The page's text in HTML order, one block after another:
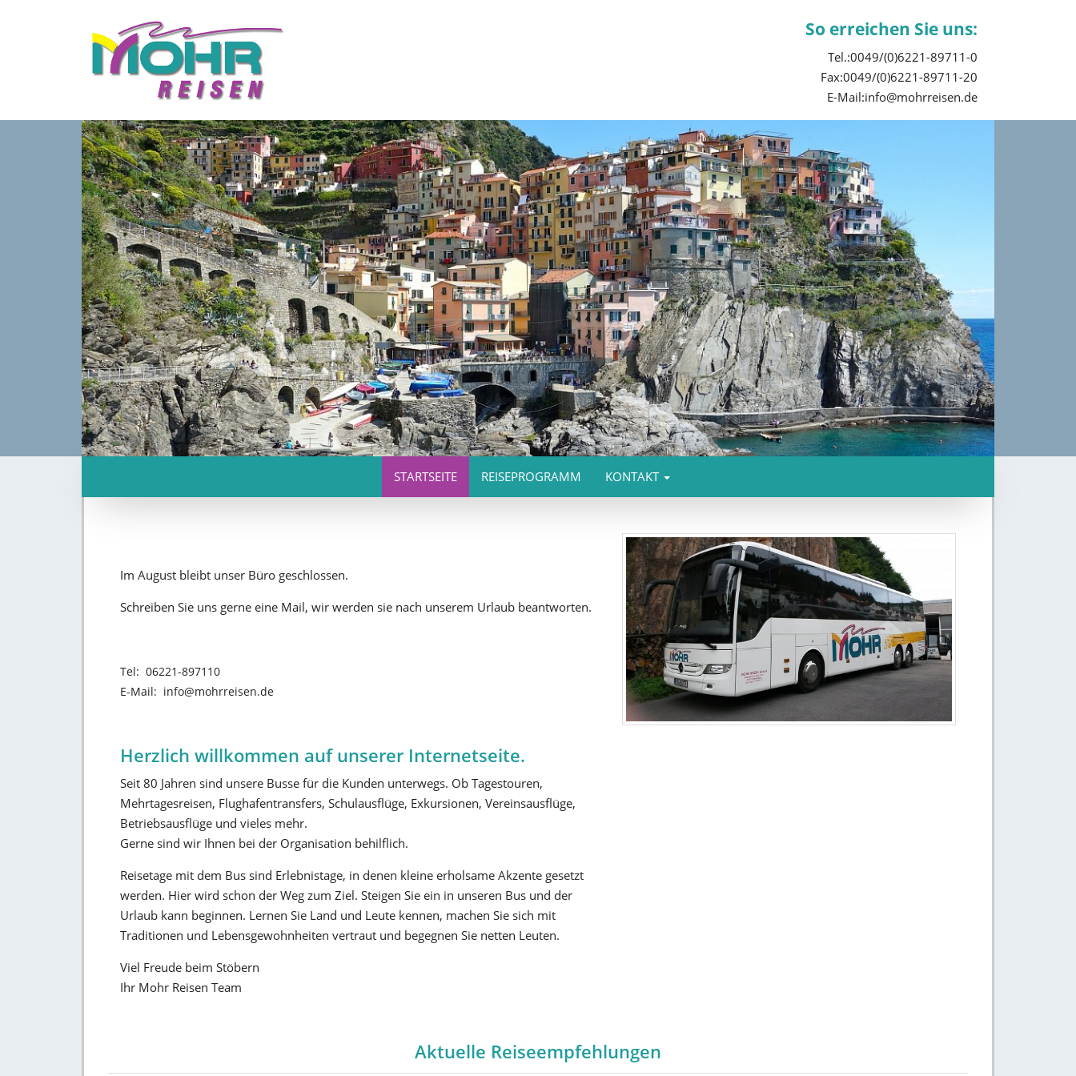
So erreichen Sie uns:
Tel.:0049/(0)6221-89711-0
Fax:0049/(0)6221-89711-20
E-Mail:info@mohrreisen.de
STARTSEITE REISEPROGRAMM KONTAKT
Im August bleibt unser Büro geschlossen.
Schreiben Sie uns gerne eine Mail, wir werden sie nach unserem Urlaub beantworten.
Tel: 06221-897110
E-Mail: info@mohrreisen.de
Herzlich willkommen auf unserer Internetseite.
Seit 80 Jahren sind unsere Busse für die Kunden unterwegs. Ob Tagestouren,
Mehrtagesreisen, Flughafentransfers, Schulausflüge, Exkursionen, Vereinsausflüge,
Betriebsausflüge und vieles mehr.
Gerne sind wir Ihnen bei der Organisation behilflich.
Reisetage mit dem Bus sind Erlebnistage, in denen kleine erholsame Akzente gesetzt
werden. Hier wird schon der Weg zum Ziel. Steigen Sie ein in unseren Bus und der
Urlaub kann beginnen. Lernen Sie Land und Leute kennen, machen Sie sich mit
Traditionen und Lebensgewohnheiten vertraut und begegnen Sie netten Leuten.
Viel Freude beim Stöbern
Ihr Mohr Reisen Team
Aktuelle Reiseempfehlungen